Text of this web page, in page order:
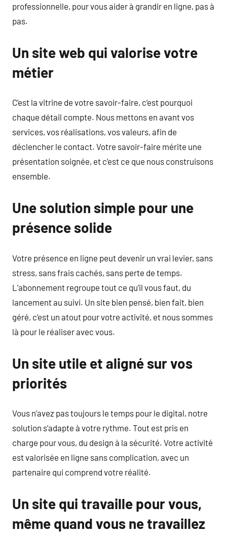
professionnelle, pour vous aider à grandir en ligne, pas à
pas.
Un site web qui valorise votre
métier
C’est la vitrine de votre savoir-faire, c’est pourquoi
chaque détail compte. Nous mettons en avant vos
services, vos réalisations, vos valeurs, afin de
déclencher le contact. Votre savoir-faire mérite une
présentation soignée, et c’est ce que nous construisons
ensemble.
Une solution simple pour une
présence solide
Votre présence en ligne peut devenir un vrai levier, sans
stress, sans frais cachés, sans perte de temps.
L’abonnement regroupe tout ce qu’il vous faut, du
lancement au suivi. Un site bien pensé, bien fait, bien
géré, c’est un atout pour votre activité, et nous sommes
là pour le réaliser avec vous.
Un site utile et aligné sur vos
priorités
Vous n’avez pas toujours le temps pour le digital, notre
solution s’adapte à votre rythme. Tout est pris en
charge pour vous, du design à la sécurité. Votre activité
est valorisée en ligne sans complication, avec un
partenaire qui comprend votre réalité.
Un site qui travaille pour vous,
même quand vous ne travaillez